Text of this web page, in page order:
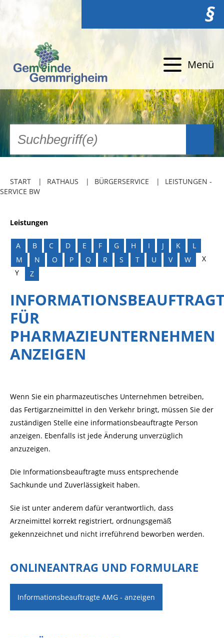
§
Menü
START RATHAUS BÜRGERSERVICE
LEISTUNGEN -
SERVICE BW
Leistungen
A B C D E F G H I J K
L
M
N O P Q R S T U V W
X
Y
Z
FÜR
PHARMAZIEUNTERNEHMEN
ANZEIGEN
Wenn Sie ein pharmazeutisches Unternehmen betreiben,
das Fertigarzneimittel in den Verkehr bringt, müssen Sie der
zuständigen Stelle eine informationsbeauftragte Person
anzeigen. Ebenfalls ist jede Änderung unverzüglich
anzuzeigen.
Die Informationsbeauftragte muss entsprechende
Sachkunde und Zuverlässigkeit haben.
Sie ist unter anderem dafür verantwortlich, dass
Arzneimittel korrekt registriert, ordnungsgemäß
gekennzeichnet und nicht irreführend beworben werden.
ONLINEANTRAG UND FORMULARE
Informationsbeauftragte AMG - anzeigen